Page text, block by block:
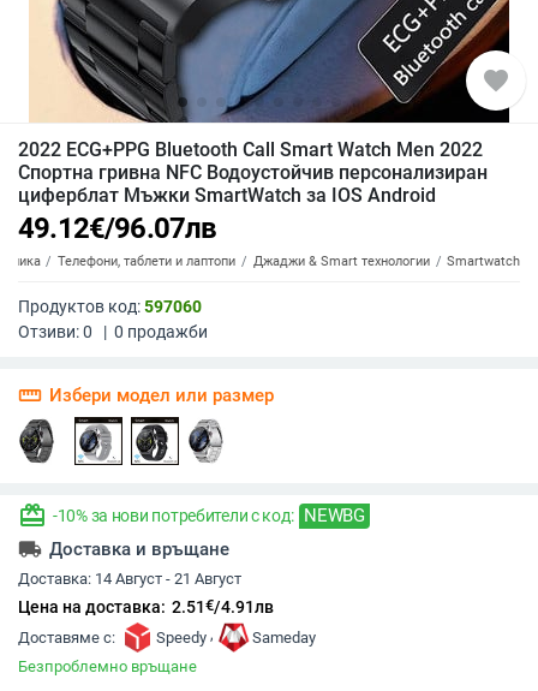
favorite
2022 ECG+PPG Bluetooth Call Smart Watch Men 2022
Спортна гривна NFC Водоустойчив персонализиран
циферблат Мъжки SmartWatch за IOS Android
49.12€/96.07лв
Телефони, таблети и лаптопи Джаджи & Smart технологии Smartwatch
Продуктов код:597060
Отзиви:0 | 0 продажби
straighten Избери модел или размер
redeem -10% за нови потребители с код: NEWBG
local_shipping Доставка и връщане
Доставка: 14 Август - 21 Август
Цена на доставка: 2.51€/4.91лв
Доставяме с: Speedy ,
Sameday
Безпроблемно връщане